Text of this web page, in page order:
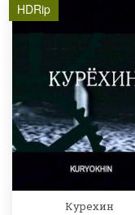
HDRip
Курехин